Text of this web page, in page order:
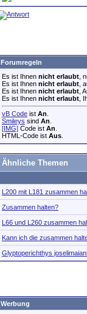
Forumregeln
Es ist Ihnen nicht erlaubt ,
Es ist Ihnen nicht erlaubt ,
Es ist Ihnen nicht erlaubt ,
Es ist Ihnen nicht erlaubt ,
vB Code ist An
Smileys sind An
[IMG] Code ist An
HTML-Code ist Aus
Ähnliche Themen
L200 mit L181 zusammen
Zusammen halten?
L66 und L260 zusammen
Kann ich die zusammen
Glyptoperichthys
Werbung